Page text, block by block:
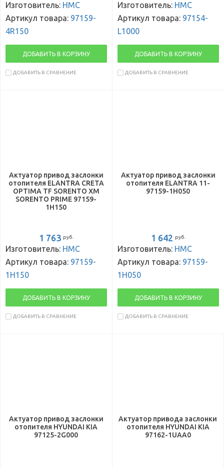
Изготовитель: HMC
Артикул товара: 97159-
4R150
ДОБАВИТЬ В КОРЗИНУ
ДОБАВИТЬ В СРАВНЕНИЕ
Изготовитель: HMC
Артикул товара: 97154-
L1000
ДОБАВИТЬ В КОРЗИНУ
ДОБАВИТЬ В СРАВНЕНИЕ
Актуатор привод заслонки
отопителя ELANTRA CRETA
OPTIMA TF SORENTO XM
SORENTO PRIME 97159-
1H150
1 763 руб.
Изготовитель: HMC
Артикул товара: 97159-
1H150
ДОБАВИТЬ В КОРЗИНУ
ДОБАВИТЬ В СРАВНЕНИЕ
Актуатор привод заслонки
отопителя ELANTRA 11-
97159-1H050
1 642 руб.
Изготовитель: HMC
Артикул товара: 97159-
1H050
ДОБАВИТЬ В КОРЗИНУ
ДОБАВИТЬ В СРАВНЕНИЕ
Актуатор привод заслонки
отопителя HYUNDAI KIA
97125-2G000
Актуатор привода заслонки
отопителя HYUNDAI KIA
97162-1UAA0